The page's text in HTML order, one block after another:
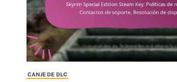
CANJE DE DLC